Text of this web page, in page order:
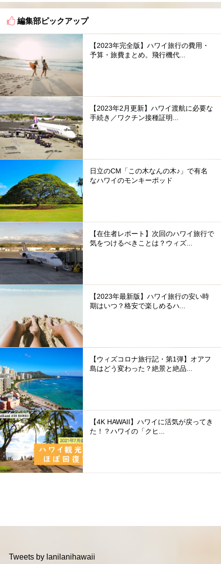
編集部ピックアップ
【2023年完全版】ハワイ旅行の費用・
予算・旅費まとめ。飛行機代...
【2023年2月更新】ハワイ渡航に必要な
手続き／ワクチン接種証明...
日立のCM「この木なんの木♪」で有名
なハワイのモンキーポッド
【在住者レポート】次回のハワイ旅行で
気をつけるべきことは？ウィズ...
【2023年最新版】ハワイ旅行の安い時
期はいつ？格安で楽しめるハ...
【ウィズコロナ旅行記・第1弾】オアフ
島はどう変わった？絶景と絶品...
【4K HAWAII】ハワイに活気が戻ってき
た！？ハワイの「クヒ...
Tweets by lanilanihawaii